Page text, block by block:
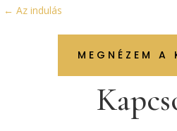
← Az indulás
MEGNÉZEM A